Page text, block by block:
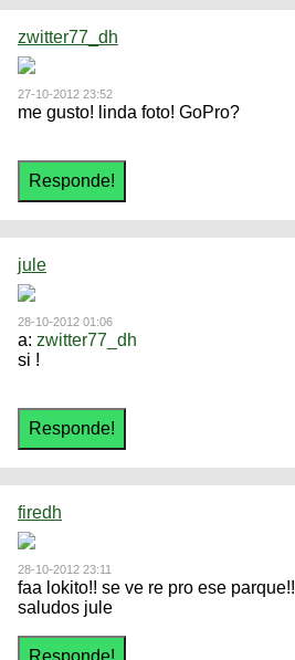
zwitter77_dh
27-10-2012 23:52
me gusto! linda foto! GoPro?
jule
28-10-2012 01:06
a: zwitter77_dh
si !
firedh
28-10-2012 23:11
faa lokito!! se ve re pro ese parque!!
saludos jule